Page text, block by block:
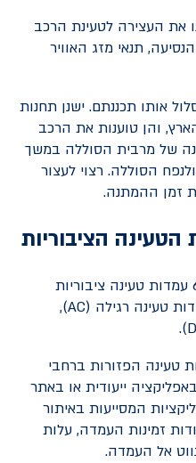
את העצירה לטעינת הרכב
תנאי מזג האוויר
אותו תכננתם. ישנן תחנות
והן טוענות את הרכב
של מרבית הסוללה במשך
הסוללה. רצוי לעצור
זמן ההמתנה.
הציבוריות
בישראל יש כיום למעלה מ-6,000 עמדות טעינה ציבוריות
טעינה רגילה (AC
),
).
הפזורות ברחבי
ייעודית או באתר
המסייעות באיתור
זמינות העמדה, עלות
אל העמדה.